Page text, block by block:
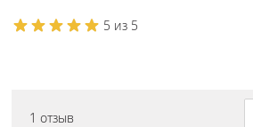
5 из 5
1 отзыв